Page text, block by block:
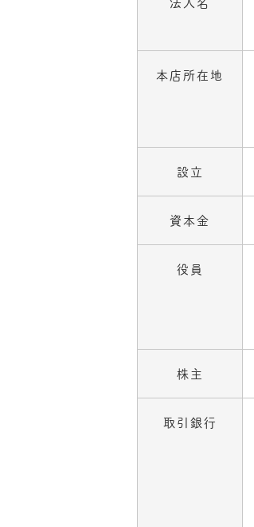
本店所在地
設立
資本金
役員
株主
取引銀行